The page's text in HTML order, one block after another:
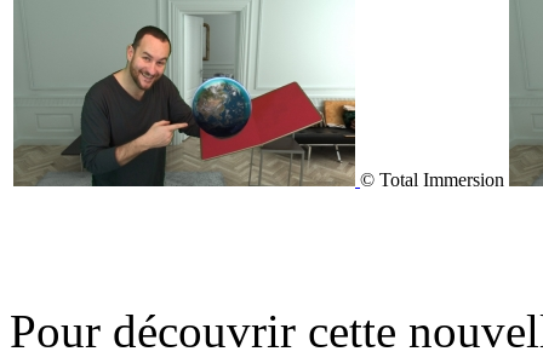
© Total Immersion
Pour découvrir cette